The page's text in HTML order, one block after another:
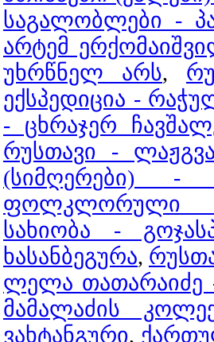
საგალობლები -
არტემ
უხრწნელ არს,
ექსპედიცია -
- ცხრაჯერ
რუსთავი -
(სიმღერები) -
ფოლკლორული
სახიობა -
ხასანბეგურა,
ლელა თათარაიძე
მამალაძის
ვახტანგური,